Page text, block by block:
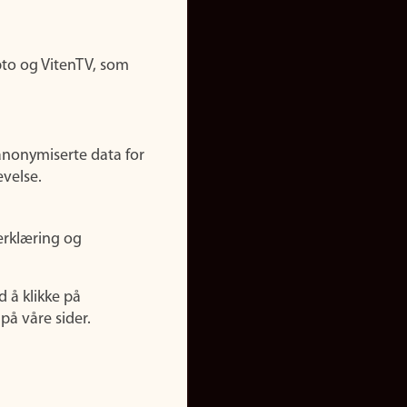
og VitenTV, som
data for
og
å klikke på
våre sider.